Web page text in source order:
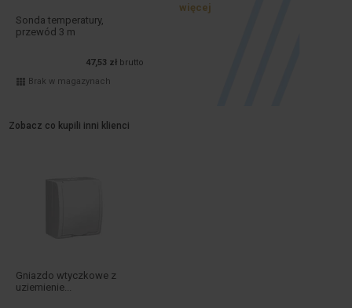
Sonda temperatury,
przewód 3 m
47,53 zł
brutto
Brak w magazynach
więcej
Zobacz co kupili inni klienci
Gniazdo wtyczkowe z
uziemienie...